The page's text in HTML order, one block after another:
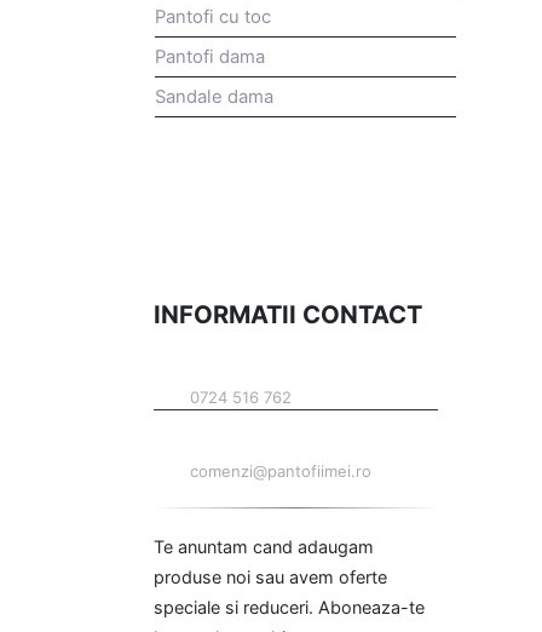
Pantofi cu toc
Pantofi dama
Sandale dama
INFORMATII CONTACT
0724 516 762
comenzi@pantofiimei.ro
Te anuntam cand adaugam
produse noi sau avem oferte
speciale si reduceri. Aboneaza-te